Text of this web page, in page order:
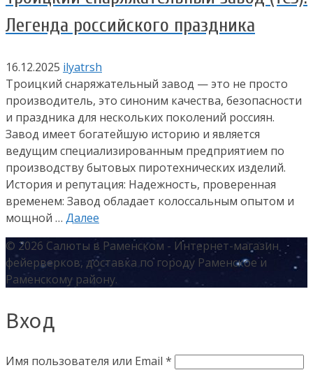
Легенда российского праздника
16.12.2025 ilyatrsh
Троицкий снаряжательный завод — это не просто
производитель, это синоним качества, безопасности
и праздника для нескольких поколений россиян.
Завод имеет богатейшую историю и является
ведущим специализированным предприятием по
производству бытовых пиротехнических изделий.
История и репутация: Надежность, проверенная
временем: Завод обладает колоссальным опытом и
мощной … Далее
© 2026 Салюты в Раменском - Интернет-магазин
фейерверков, доставка по городу Раменское и
Раменскому району.
Вход
Имя пользователя или Email *